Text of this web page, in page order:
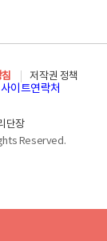
저작권 정책
이트연락처
단장
Reserved.